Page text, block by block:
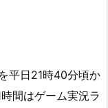
平日21時40分頃か
間はゲーム実況ラ